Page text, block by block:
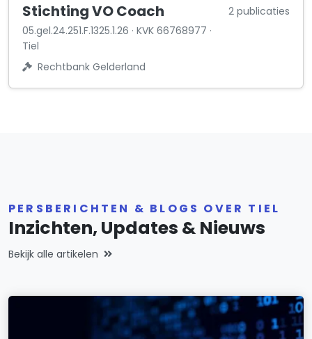
Stichting VO Coach
05.gel.24.251.F.1325.1.26 · KVK 66768977 ·
Tiel
2 publicaties
Rechtbank Gelderland
PERSBERICHTEN & BLOGS OVER TIEL
Inzichten, Updates & Nieuws
Bekijk alle artikelen